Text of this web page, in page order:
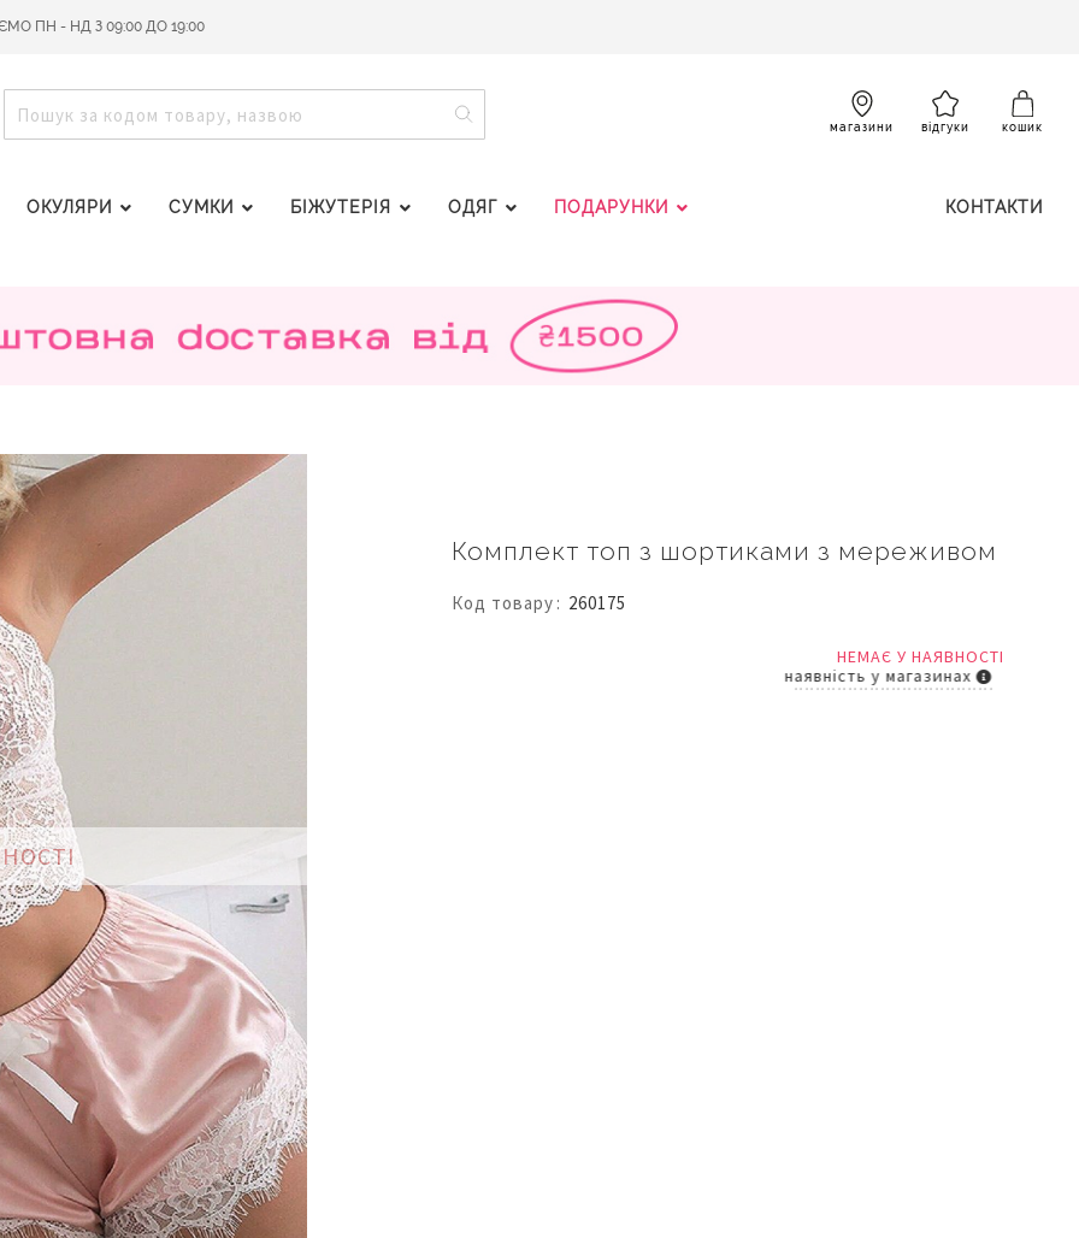
ПН - НД З 09:00 ДО 19:00
ПОШУК
магазини відгуки кошик
ОКУЛЯРИ СУМКИ БІЖУТЕРІЯ ОДЯГ ПОДАРУНКИ КОНТАКТИ
Комплект топ з шортиками з мереживом
Код товару 260175
НЕМАЄ У НАЯВНОСТІ
наявність у магазинах